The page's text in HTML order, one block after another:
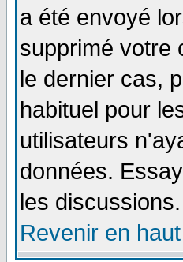
a été envoyé
supprimé votre
le dernier cas,
habituel pour
utilisateurs
données.
les discussions.
Revenir en haut